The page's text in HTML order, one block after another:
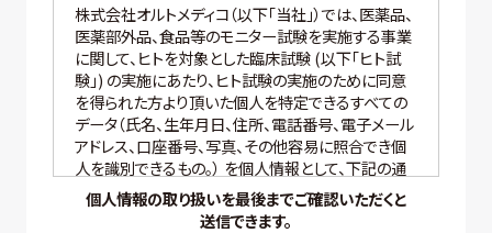
株式会社オルトメディコ（以下「当社」）では、医薬品、
医薬部外品、食品等のモニター試験を実施する事業
に関して、ヒトを対象とした臨床試験 (以下「ヒト試
験」) の実施にあたり、ヒト試験の実施のために同意
を得られた方より頂いた個人を特定できるすべての
データ（氏名、生年月日、住所、電話番号、電子メール
アドレス、口座番号、写真、その他容易に照合でき個
人を識別できるもの。） を個人情報として、下記の通
り適切に取り扱いいたします。
個人情報の取り扱いを最後までご確認いただくと
送信できます。